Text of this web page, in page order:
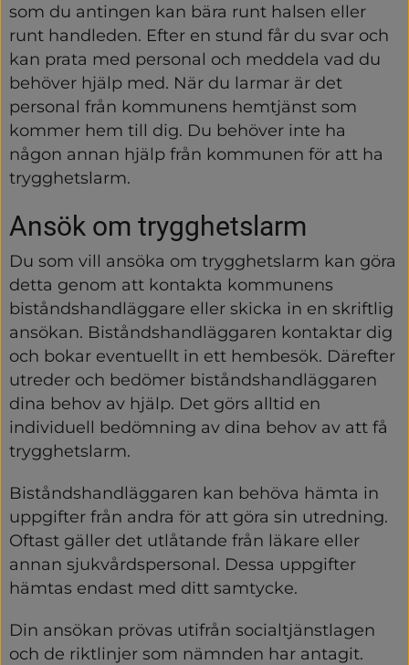
som du antingen kan bära runt halsen eller
runt handleden. Efter en stund får du svar och
kan prata med personal och meddela vad du
behöver hjälp med. När du larmar är det
personal från kommunens hemtjänst som
kommer hem till dig. Du behöver inte ha
någon annan hjälp från kommunen för att ha
trygghetslarm.
Ansök om trygghetslarm
Du som vill ansöka om trygghetslarm kan göra
detta genom att kontakta kommunens
biståndshandläggare eller skicka in en skriftlig
ansökan. Biståndshandläggaren kontaktar dig
och bokar eventuellt in ett hembesök. Därefter
utreder och bedömer biståndshandläggaren
dina behov av hjälp. Det görs alltid en
individuell bedömning av dina behov av att få
trygghetslarm.
Biståndshandläggaren kan behöva hämta in
uppgifter från andra för att göra sin utredning.
Oftast gäller det utlåtande från läkare eller
annan sjukvårdspersonal. Dessa uppgifter
hämtas endast med ditt samtycke.
Din ansökan prövas utifrån socialtjänstlagen
och de riktlinjer som nämnden har antagit.